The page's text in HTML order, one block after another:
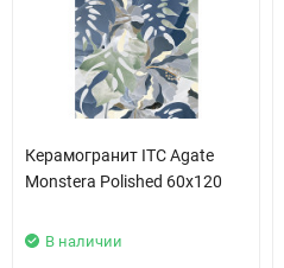
Керамогранит ITC Agate
Monstera Polished 60x120
В наличии